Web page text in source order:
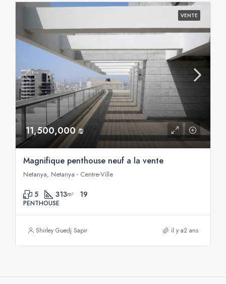
VENTE
11,500,000 ₪
Magnifique penthouse neuf a la vente
Netanya, Netanya - Centre-Ville
5 313m² 19
PENTHOUSE
Shirley Guedj Sapir il y a2 ans